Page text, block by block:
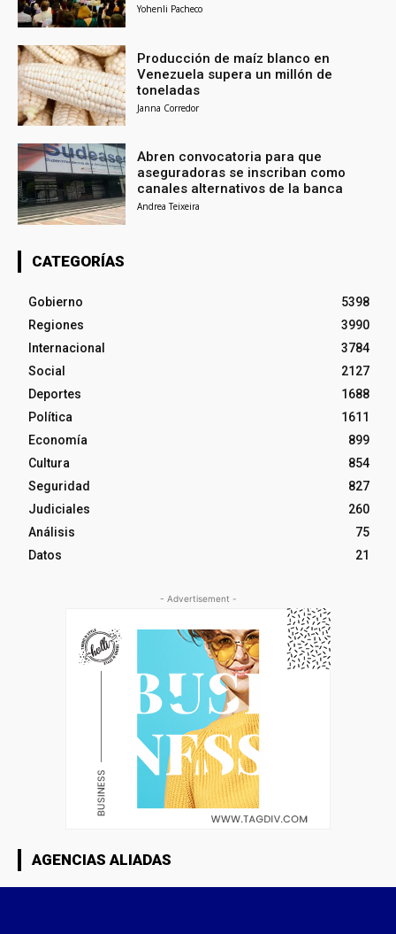
Yohenli Pacheco
Producción de maíz blanco en
Venezuela supera un millón de
toneladas
Janna Corredor
Abren convocatoria para que
aseguradoras se inscriban como
canales alternativos de la banca
Andrea Teixeira
CATEGORÍAS
Gobierno
5398
Regiones
3990
Internacional
3784
Social
2127
Deportes
1688
Política
1611
Economía
899
Cultura
854
Seguridad
827
Judiciales
260
Análisis
75
Datos
21
- Advertisement -
AGENCIAS ALIADAS